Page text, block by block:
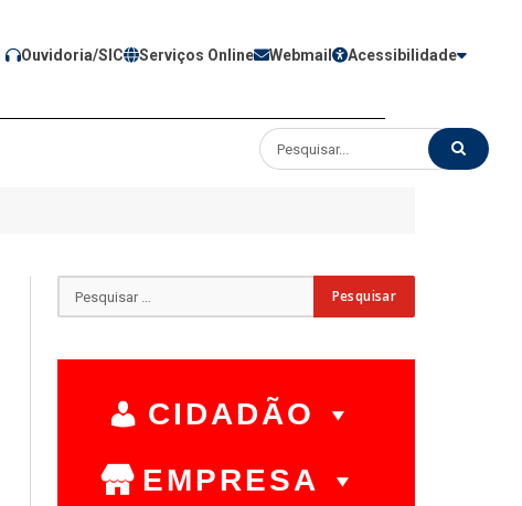
Ouvidoria/SIC Serviços Online Webmail Acessibilidade
CIDADÃO
EMPRESA